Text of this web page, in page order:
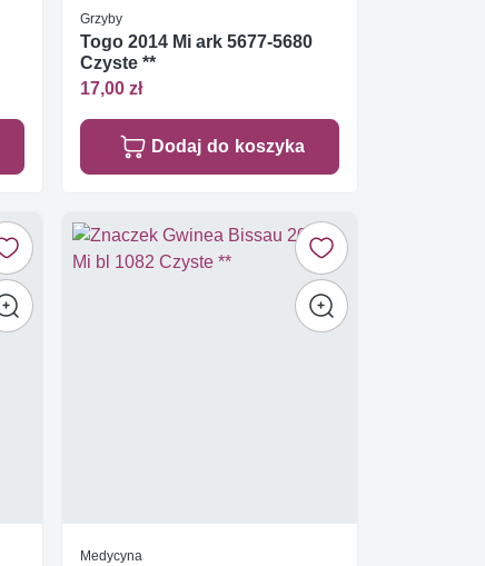
Grzyby
Togo 2014 Mi ark 5677-5680
Czyste **
17,00 zł
Dodaj do koszyka
Medycyna